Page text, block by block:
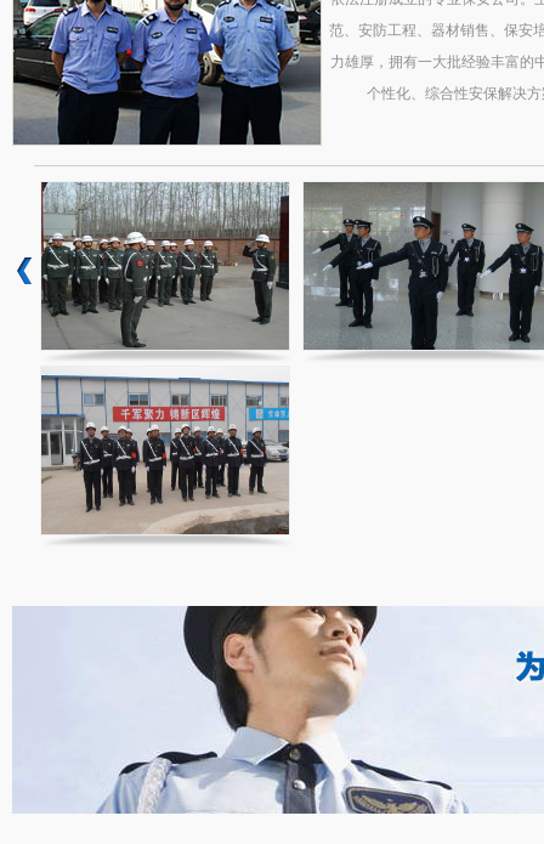
范、安防工程、器材销售、保安
力雄厚，拥有一大批经验丰富的
个性化、综合性安保解决